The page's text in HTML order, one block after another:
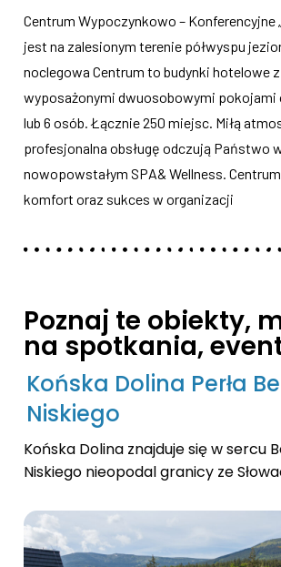
Centrum Wypoczynkowo – Konferencyjne
jest na zalesionym terenie półwyspu
noclegowa Centrum to budynki hotelowe
wyposażonymi dwuosobowymi pokojami
lub 6 osób. Łącznie 250 miejsc. Miłą
profesjonalna obsługę odczują Państwo
nowopowstałym SPA& Wellness.
komfort oraz sukces w organizacji
Poznaj te obiekty,
na spotkania,
Końska Dolina Perła
Niskiego
Końska Dolina znajduje się w sercu
Niskiego nieopodal granicy ze